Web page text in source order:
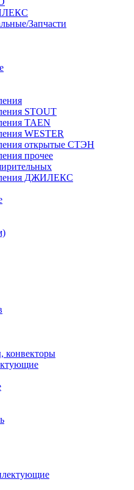
Запчасти
STOUT
TAEN
WESTER
открытые СТЭН
прочее
ДЖИЛЕКС
конвекторы